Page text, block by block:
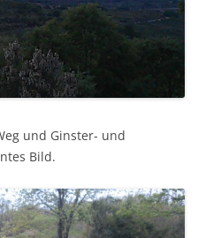
und Ginster- und
Bild.